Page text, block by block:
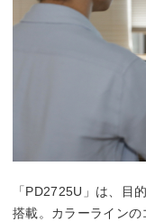
「PD2725U」は、目
搭載。カラーライン